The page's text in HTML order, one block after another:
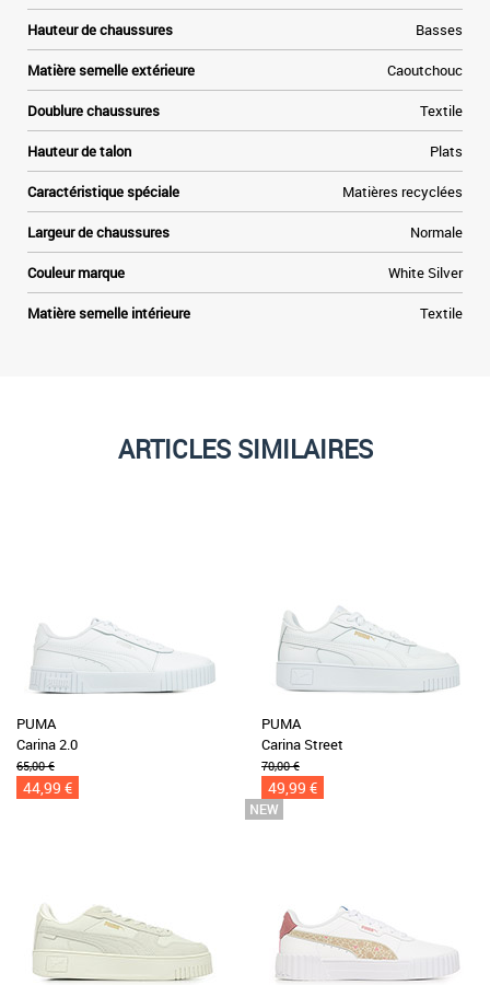
Hauteur de chaussures Basses
Matière semelle extérieure Caoutchouc
Doublure chaussures Textile
Hauteur de talon Plats
Caractéristique spéciale Matières recyclées
Largeur de chaussures Normale
Couleur marque White Silver
Matière semelle intérieure Textile
ARTICLES SIMILAIRES
PUMA
Carina 2.0
65,00 €
44,99 €
PUMA
Carina Street
70,00 €
49,99 €